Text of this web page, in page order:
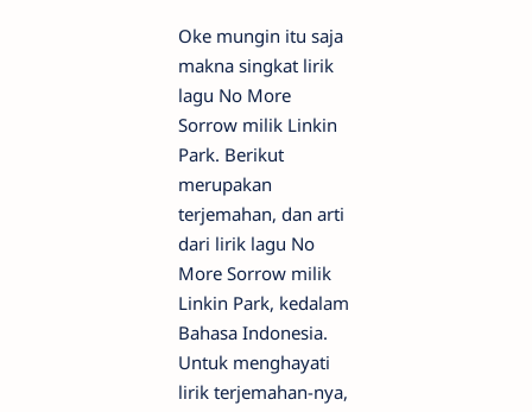
Oke mungin itu saja
makna singkat lirik
lagu No More
Sorrow milik Linkin
Park. Berikut
merupakan
terjemahan, dan arti
dari lirik lagu No
More Sorrow milik
Linkin Park, kedalam
Bahasa Indonesia.
Untuk menghayati
lirik terjemahan-nya,